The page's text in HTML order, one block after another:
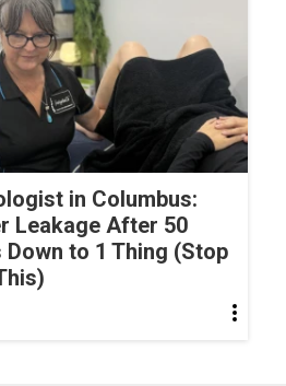
in Columbus:
Leakage After 50
Down to 1 Thing (Stop